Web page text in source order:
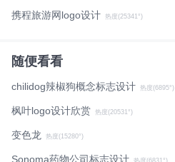
携程旅游网logo设计 热度(25341°)
随便看看
chilidog辣椒狗概念标志设计 热度(6895°)
枫叶logo设计欣赏 热度(20531°)
变色龙 热度(15280°)
Sonoma药物公司标志设计 热度(6831°)